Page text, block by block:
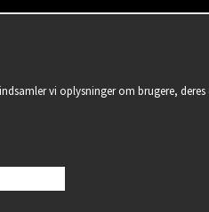
vi oplysninger om brugere, deres